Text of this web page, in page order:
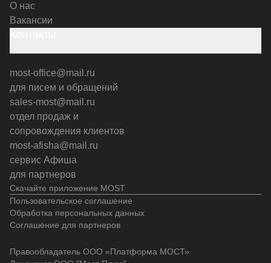
Скачайте приложение MOST
О нас
Вакансии
most-office@mail.ru
для писем и обращений
sales-most@mail.ru
отдел продаж и
сопровождения клиентов
most-afisha@mail.ru
сервис Афиша
для партнеров
Пользовательское соглашение
Обработка персональных данных
Соглашение для партнеров
Правообладатель ООО «Платформа МОСТ»